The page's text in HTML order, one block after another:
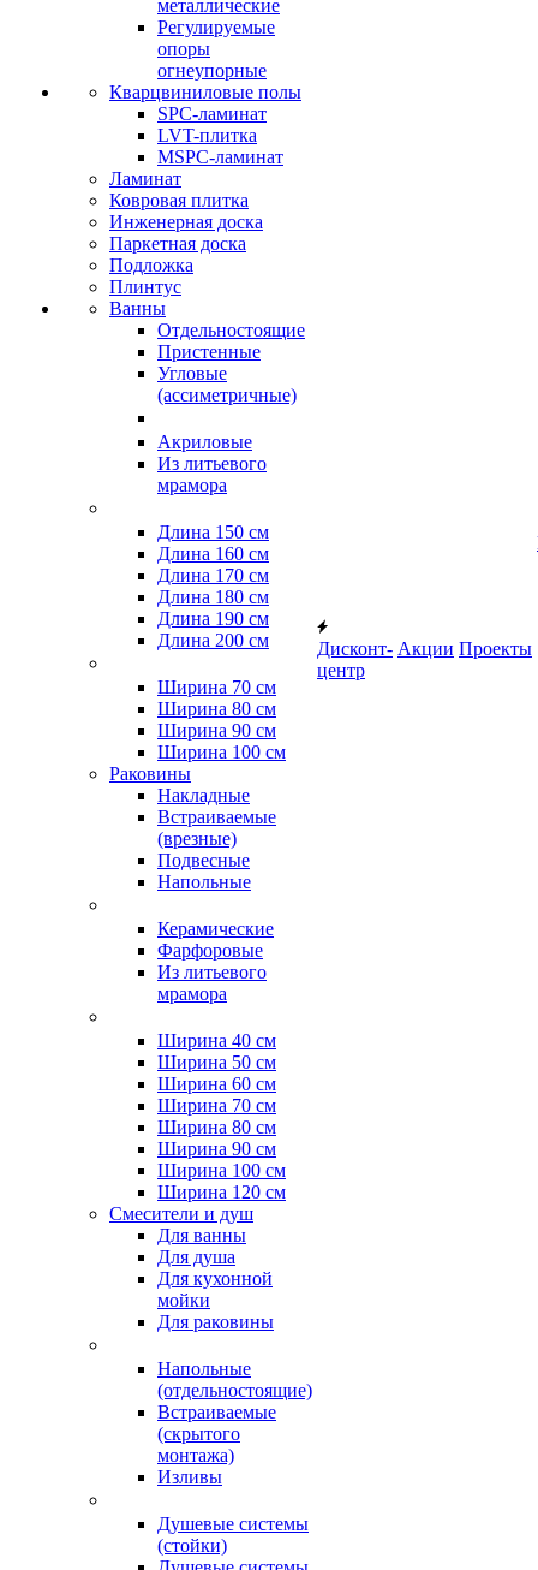
металлические
Регулируемые
опоры
огнеупорные
Кварцвиниловые полы
SPC-ламинат
LVT-плитка
MSPC-ламинат
Ламинат
Ковровая плитка
Инженерная доска
Паркетная доска
Подложка
Плинтус
Ванны
Отдельностоящие
Пристенные
Угловые
(ассиметричные)
Акриловые
Из литьевого
мрамора
Длина 150 см
Длина 160 см
Длина 170 см
Длина 180 см
Длина 190 см
Длина 200 см
Ширина 70 см
Ширина 80 см
Ширина 90 см
Ширина 100 см
Раковины
Накладные
Встраиваемые
(врезные)
Подвесные
Напольные
Керамические
Фарфоровые
Из литьевого
мрамора
Ширина 40 см
Ширина 50 см
Ширина 60 см
Ширина 70 см
Ширина 80 см
Ширина 90 см
Ширина 100 см
Ширина 120 см
Смесители и душ
Для ванны
Для душа
Для кухонной
мойки
Для раковины
Напольные
(отдельностоящие)
Встраиваемые
(скрытого
монтажа)
Изливы
Душевые системы
(стойки)
Дисконт-
центр
Акции Проекты